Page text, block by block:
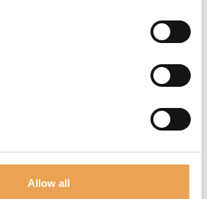
Allow all
1
Kongsberg i-cut Production